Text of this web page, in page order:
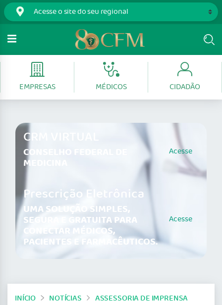
EMPRESAS MÉDICOS CIDADÃO
CRM VIRTUAL
CONSELHO FEDERAL DE
MEDICINA
Acesse
Prescrição Eletrônica
UMA SOLUÇÃO SIMPLES,
SEGURA E GRATUITA PARA
CONECTAR MÉDICOS,
PACIENTES E FARMACÊUTICOS.
Acesse
INÍCIO NOTÍCIAS
ASSESSORIA DE IMPRENSA